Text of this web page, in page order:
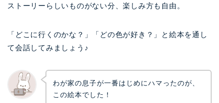
ストーリーらしいものがない分、楽しみ方も自由。
「どこに行くのかな？」「どの色が好き？」と絵本を通し
て会話してみましょう♪
わが家の息子が一番はじめにハマったのが、
この絵本でした！